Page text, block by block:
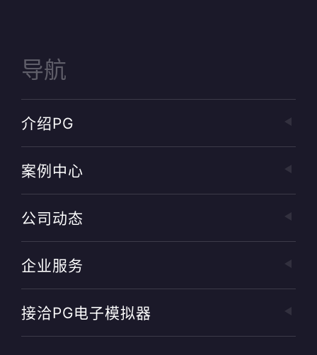
导航
介绍PG
案例中心
公司动态
企业服务
接洽PG电子模拟器